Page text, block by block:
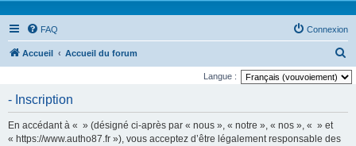
FAQ Connexion
Accueil Accueil du forum
e
Langue :
- Inscription
En accédant à « » (désigné ci-après par « nous », « notre », « nos », « » et
« https://www.autho87.fr »), vous acceptez d’être légalement responsable des